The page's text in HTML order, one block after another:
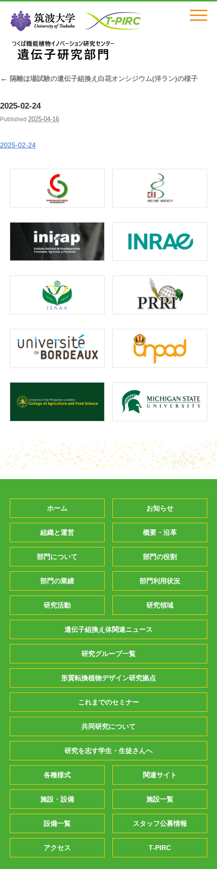
Click
← 隔離ほ場試験の遺伝子組換え白花オンシジウム(洋ラン)の様子
2025-02-24
Published 2025-04-16
2025-02-24
ホーム お知らせ
組織と運営 概要・沿革
部門について 部門の役割
部門の業績 部門利用状況
研究活動 研究領域
遺伝子組換え体関連ニュース
研究グループ一覧
形質転換植物デザイン研究拠点
これまでのセミナー
共同研究について
研究を志す学生・生徒さんへ
各種様式 関連サイト
施設・設備 施設一覧
設備一覧 スタッフ公募情報
アクセス T-PIRC